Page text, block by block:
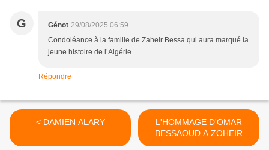
G Génot 29/08/2025 06:59
Condoléance à la famille de Zaheir Bessa qui aura marqué la
jeune histoire de l’Algérie.
Répondre
< DAMIEN ALARY
L'HOMMAGE D'OMAR
BESSAOUD A ZOHEIR
BESSA >